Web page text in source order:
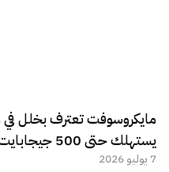
يستهلك حتى 500 جيجابايت
7 يوليو 2026